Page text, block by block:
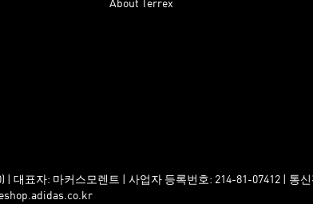
About Terrex
대표자: 마커스모렌트 | 사업자 등록번호: 214-81-07412 | 통